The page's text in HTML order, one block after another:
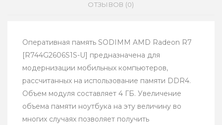
ОТЗЫВОВ (0)
Оперативная память SODIMM AMD Radeon R7
[R744G2606S1S-U] предназначена для
модернизации мобильных компьютеров,
рассчитанных на использование памяти DDR4.
Объем модуля составляет 4 ГБ. Увеличение
объема памяти ноутбука на эту величину во
многих случаях позволяет получить